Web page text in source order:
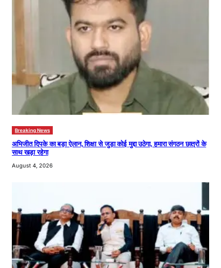
Breaking News
अभिजीत दिपके का बड़ा ऐलान, शिक्षा से जुड़ा कोई मुद्दा उठेगा, हमारा संगठन छात्रों के
साथ खड़ा रहेगा
August 4, 2026